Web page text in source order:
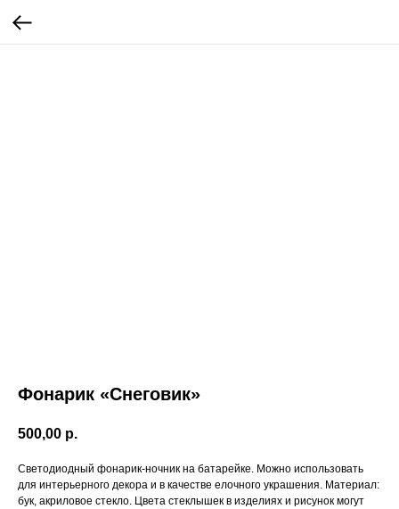
Фонарик «Снеговик»
500,00 р.
Светодиодный фонарик-ночник на батарейке. Можно использовать
для интерьерного декора и в качестве елочного украшения. Материал:
бук, акриловое стекло. Цвета стеклышек в изделиях и рисунок могут